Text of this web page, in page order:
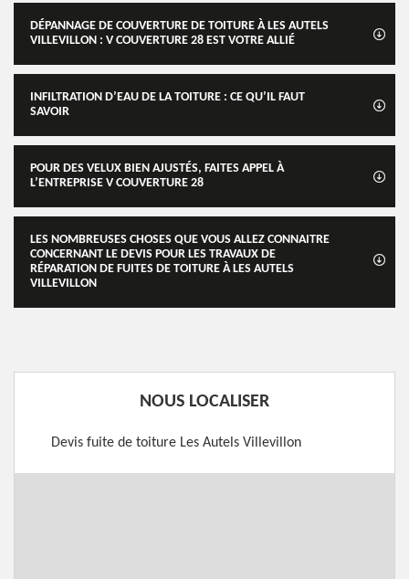
DÉPANNAGE DE COUVERTURE DE TOITURE À LES AUTELS
VILLEVILLON : V COUVERTURE 28 EST VOTRE ALLIÉ
INFILTRATION D’EAU DE LA TOITURE : CE QU’IL FAUT
SAVOIR
POUR DES VELUX BIEN AJUSTÉS, FAITES APPEL À
L’ENTREPRISE V COUVERTURE 28
LES NOMBREUSES CHOSES QUE VOUS ALLEZ CONNAITRE
CONCERNANT LE DEVIS POUR LES TRAVAUX DE
RÉPARATION DE FUITES DE TOITURE À LES AUTELS
VILLEVILLON
NOUS LOCALISER
Devis fuite de toiture Les Autels Villevillon